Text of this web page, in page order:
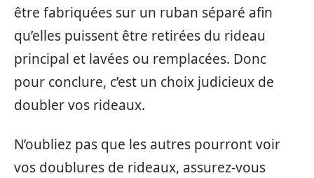
être fabriquées sur un ruban séparé afin
qu’elles puissent être retirées du rideau
principal et lavées ou remplacées. Donc
pour conclure, c’est un choix judicieux de
doubler vos rideaux.
N’oubliez pas que les autres pourront voir
vos doublures de rideaux, assurez-vous